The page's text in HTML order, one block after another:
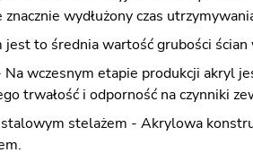
wydłużony czas
jest to średnia wartość grubości ścian
Na wczesnym etapie produkcji akryl
trwałość i odporność na czynniki
stelażem - Akrylowa